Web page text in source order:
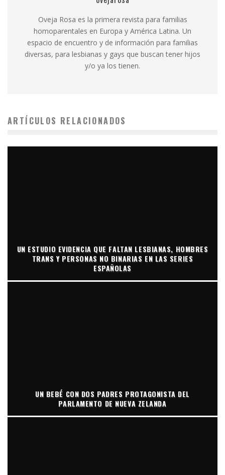
Oveja Rosa es la primera revista para familias
homoparentales en Europa y América Latina. Un
espacio de encuentro y de información para familias
diversas, para lesbianas y gays que buscan tener hijos
y/o ya los tienen.
ARTÍCULOS RELACIONADOS
UN ESTUDIO EVIDENCIA QUE FALTAN LESBIANAS, HOMBRES
TRANS Y PERSONAS NO BINARIAS EN LAS SERIES
ESPAÑOLAS
UN BEBÉ CON DOS PADRES PROTAGONISTA DEL
PARLAMENTO DE NUEVA ZELANDA